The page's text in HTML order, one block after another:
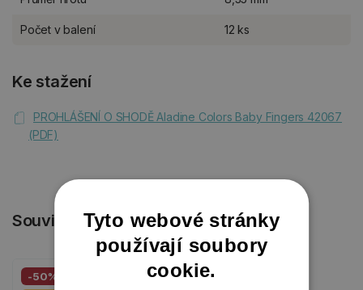
Počet v balení 12 ks
Ke stažení
PROHLÁŠENÍ O SHODĚ Aladine Colors Baby Fingers 42067
(PDF)
Související produkty
-50%
Tyto webové stránky
používají soubory
cookie.